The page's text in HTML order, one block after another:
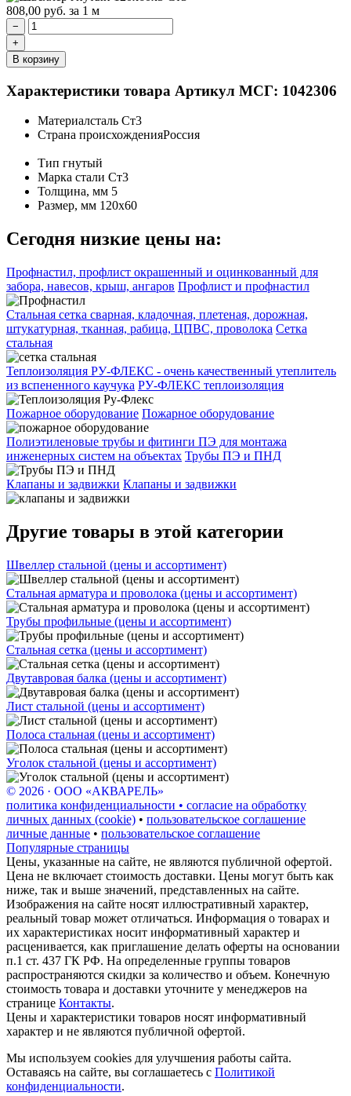
808,00 руб. за 1 м
−
+
В корзину
Характеристики товара Артикул МСГ: 1042306
Материалсталь Ст3
Страна происхожденияРоссия
Тип гнутый
Марка стали Ст3
Толщина, мм 5
Размер, мм 120х60
Сегодня низкие цены на:
Профнастил, профлист окрашенный и оцинкованный для
забора, навесов, крыш, ангаров Профлист и профнастил
Стальная сетка сварная, кладочная, плетеная, дорожная,
штукатурная, тканная, рабица, ЦПВС, проволока Сетка
стальная
Теплоизоляция РУ-ФЛЕКС - очень качественный утеплитель
из вспененного каучука РУ-ФЛЕКС теплоизоляция
Пожарное оборудование Пожарное оборудование
Полиэтиленовые трубы и фитинги ПЭ для монтажа
инженерных систем на объектах Трубы ПЭ и ПНД
Клапаны и задвижки Клапаны и задвижки
Другие товары в этой категории
Швеллер стальной (цены и ассортимент)
Стальная арматура и проволока (цены и ассортимент)
Трубы профильные (цены и ассортимент)
Стальная сетка (цены и ассортимент)
Двутавровая балка (цены и ассортимент)
Лист стальной (цены и ассортимент)
Полоса стальная (цены и ассортимент)
Уголок стальной (цены и ассортимент)
© 2026 · ООО «АКВАРЕЛЬ»
политика конфиденциальности • согласие на обработку
личных данных (cookie) • пользовательское соглашение
личные данные • пользовательское соглашение
Популярные страницы
Цены, указанные на сайте, не являются публичной офертой.
Цена не включает стоимость доставки. Цены могут быть как
ниже, так и выше значений, представленных на сайте.
Изображения на сайте носят иллюстративный характер,
реальный товар может отличаться. Информация о товарах и
их характеристиках носит информативный характер и
расценивается, как приглашение делать оферты на основании
п.1 ст. 437 ГК РФ. На определенные группы товаров
распространяются скидки за количество и объем. Конечную
стоимость товара и доставки уточните у менеджеров на
странице Контакты.
Цены и характеристики товаров носят информативный
характер и не являются публичной офертой.
Мы используем cookies для улучшения работы сайта.
Оставаясь на сайте, вы соглашаетесь с Политикой
конфиденциальности.